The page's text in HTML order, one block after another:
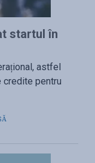
startul în
astfel
credite pentru